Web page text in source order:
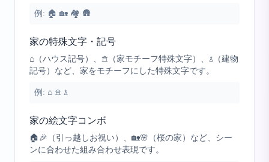
例: 🏠 🏡 🏘️ 🛖
家の特殊文字・記号
⌂（ハウス記号）、𖠿（家モチーフ特殊文字）、𖡪（建物
記号）など、家をモチーフにした特殊文字です。
例: ⌂ 𖠿 𖡪
家の絵文字コンボ
🏠🎉（引っ越しお祝い）、🏡🌸（桜の家）など、シー
ンに合わせた組み合わせ表現です。